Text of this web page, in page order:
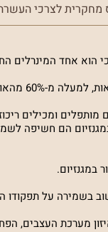
מחקרית לצרכי
הוא אחד המינרלים
עולים ככל שהגיל עולה [2].
ומכילים
הם חשיפה
במגנזיום.
בשמירה על תפקודו
מערכת העצבים,